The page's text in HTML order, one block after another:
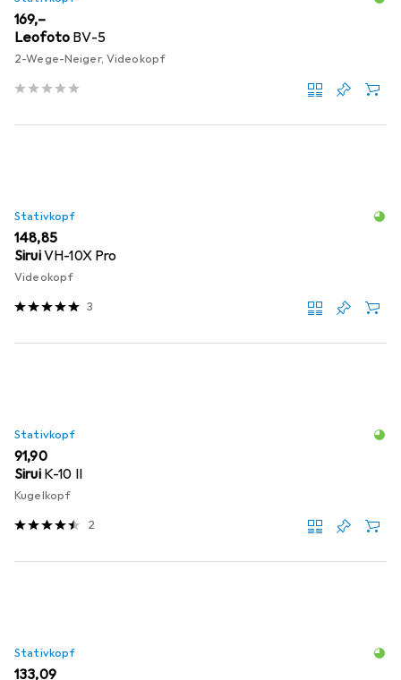
EUR
169,–
Leofoto BV-5
2-Wege-Neiger, Videokopf
Stativkopf
EUR
148,85
SiruiVH-10X Pro
Videokopf
3
Stativkopf
EUR
91,90
Sirui K-10 II
Kugelkopf
2
Stativkopf
EUR
133,09